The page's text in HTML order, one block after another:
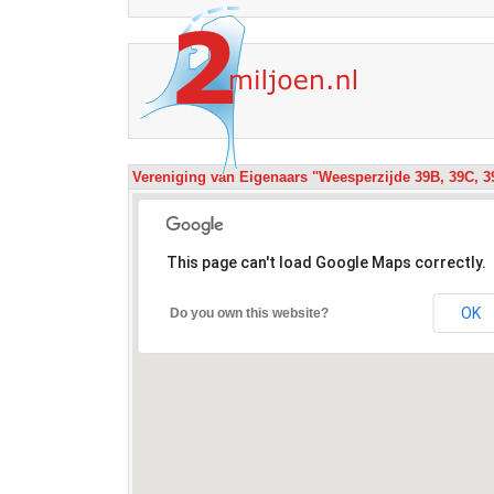
Vereniging van Eigenaars "Weesperzijde 39B, 39C,
This page can't load Google Maps correctly.
Do you own this website? OK